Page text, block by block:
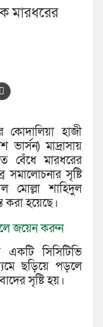
মারধরের
কোদালিয়া হাজী
মাদ্রাসায়
বেঁধে মারধরের
সৃষ্টি
মোল্লা শাহিদুল
করা হয়েছে।
জয়েন করুন
সিসিটিভি
ছড়িয়ে পড়লে
সৃষ্টি হয়।